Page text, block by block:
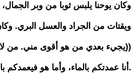
وكان يوحنا يلبس ثوبا من وبر
ويقتات من الجراد والعسل البري.
((يجيء بعدي من هو أقوى مني. من
.أنا عمدتكم بالماء، وأما هو فيعمدكم